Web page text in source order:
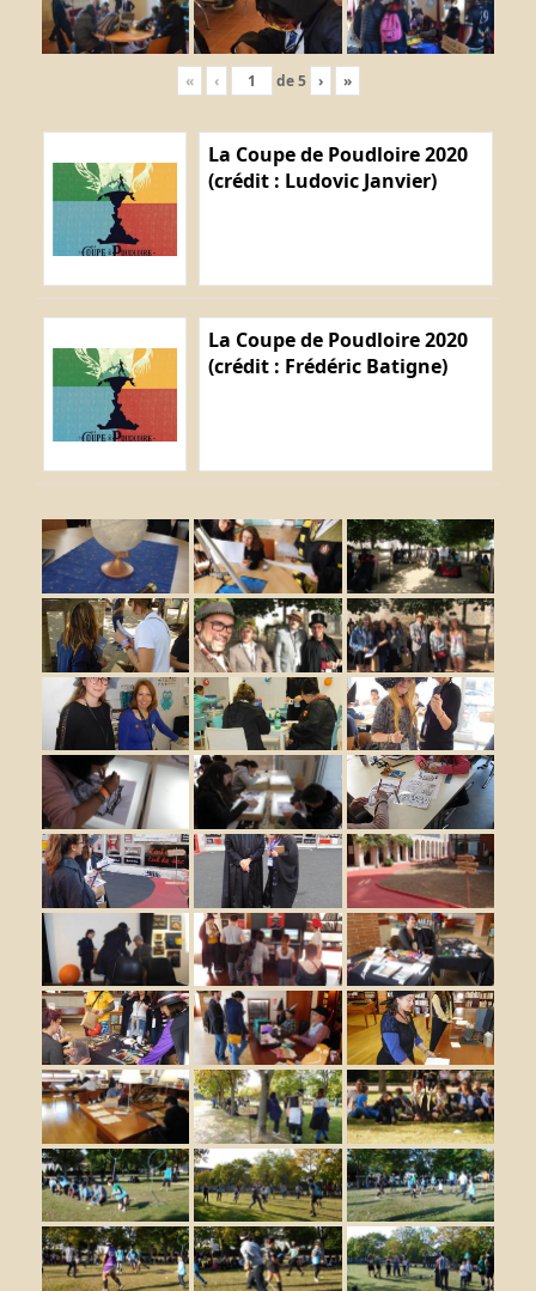
« ‹ de5 › »
La Coupe de Poudloire 2020
(crédit : Ludovic Janvier)
La Coupe de Poudloire 2020
(crédit : Frédéric Batigne)